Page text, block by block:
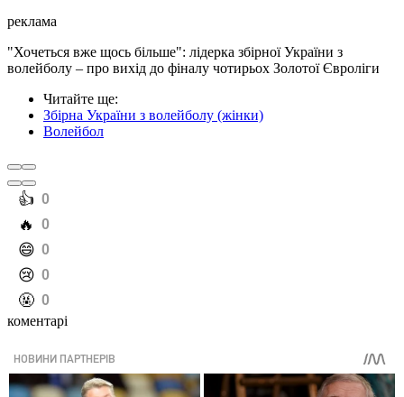
реклама
"Хочеться вже щось більше": лідерка збірної України з
волейболу – про вихід до фіналу чотирьох Золотої Євроліги
Читайте ще:
Збірна України з волейболу (жінки)
Волейбол
️👍 0
️🔥 0
️😄 0
️😢 0
️🤬 0
коментарі